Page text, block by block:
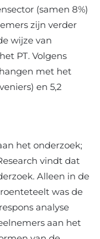
(samen 8%)
zijn verder
wijze van
PT. Volgens
met het
en 5,2
het onderzoek;
vindt dat
Alleen in de
was de
analyse
aan het